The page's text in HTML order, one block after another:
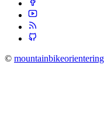
©